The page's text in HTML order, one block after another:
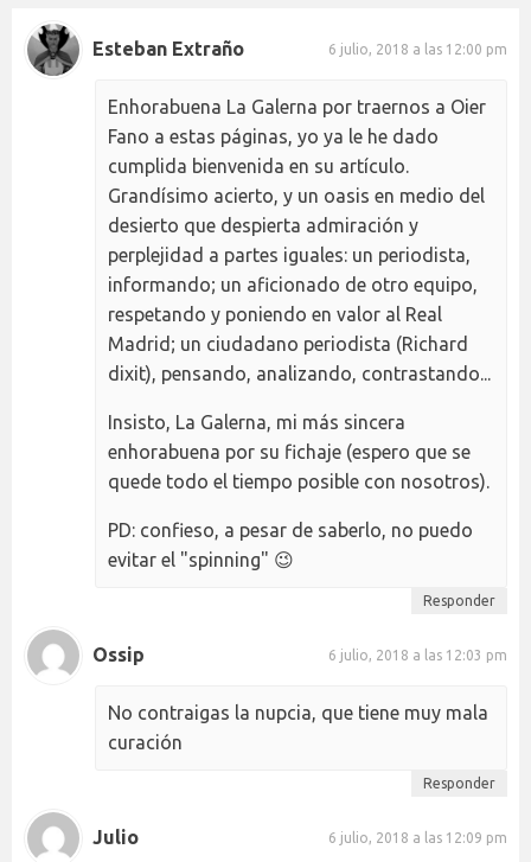
Esteban Extraño 6 julio, 2018 a las 12:00 pm
Enhorabuena La Galerna por traernos a Oier
Fano a estas páginas, yo ya le he dado
cumplida bienvenida en su artículo.
Grandísimo acierto, y un oasis en medio del
desierto que despierta admiración y
perplejidad a partes iguales: un periodista,
informando; un aficionado de otro equipo,
respetando y poniendo en valor al Real
Madrid; un ciudadano periodista (Richard
dixit), pensando, analizando, contrastando...
Insisto, La Galerna, mi más sincera
enhorabuena por su fichaje (espero que se
quede todo el tiempo posible con nosotros).
PD: confieso, a pesar de saberlo, no puedo
evitar el "spinning" 😉
Responder
Ossip 6 julio, 2018 a las 12:03 pm
No contraigas la nupcia, que tiene muy mala
curación
Responder
Julio 6 julio, 2018 a las 12:09 pm